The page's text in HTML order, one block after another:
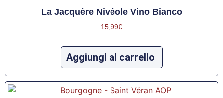
La Jacquère Nivéole Vino Bianco
15,99€
Aggiungi al carrello